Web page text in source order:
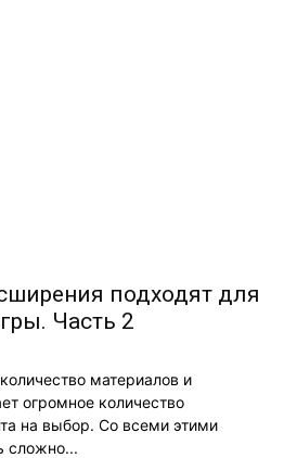
подходят для
Часть 2
материалов и
огромное количество
на выбор. Со всеми этими
сложно...